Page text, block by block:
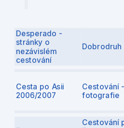
Desperado -
stránky o
nezávislém
cestování
Dobrodruh
Cesta po Asii
2006/2007
Cestování -
fotografie
Cestování